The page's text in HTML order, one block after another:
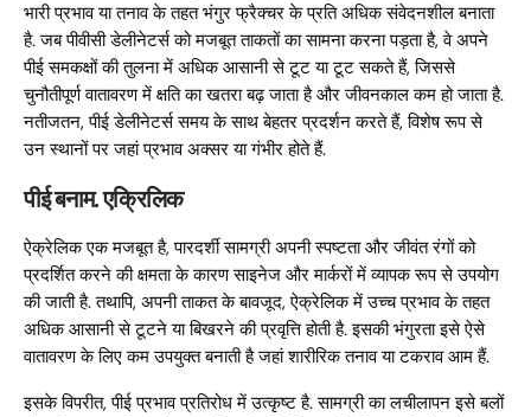
भारी प्रभाव या तनाव के तहत भंगुर फ्रैक्चर के प्रति अधिक संवेदनशील बनाता
है. जब पीवीसी डेलीनेटर्स को मजबूत ताकतों का सामना करना पड़ता है, वे अपने
पीई समकक्षों की तुलना में अधिक आसानी से टूट या टूट सकते हैं, जिससे
चुनौतीपूर्ण वातावरण में क्षति का खतरा बढ़ जाता है और जीवनकाल कम हो जाता है.
नतीजतन, पीई डेलीनेटर्स समय के साथ बेहतर प्रदर्शन करते हैं, विशेष रूप से
उन स्थानों पर जहां प्रभाव अक्सर या गंभीर होते हैं.
पीई बनाम. एक्रिलिक
ऐक्रेलिक एक मजबूत है, पारदर्शी सामग्री अपनी स्पष्टता और जीवंत रंगों को
प्रदर्शित करने की क्षमता के कारण साइनेज और मार्करों में व्यापक रूप से उपयोग
की जाती है. तथापि, अपनी ताकत के बावजूद, ऐक्रेलिक में उच्च प्रभाव के तहत
अधिक आसानी से टूटने या बिखरने की प्रवृत्ति होती है. इसकी भंगुरता इसे ऐसे
वातावरण के लिए कम उपयुक्त बनाती है जहां शारीरिक तनाव या टकराव आम हैं.
इसके विपरीत, पीई प्रभाव प्रतिरोध में उत्कृष्ट है. सामग्री का लचीलापन इसे बलों